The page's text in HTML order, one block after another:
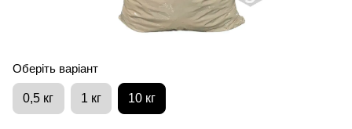
Оберіть варіант
0,5 кг 1 кг 10 кг